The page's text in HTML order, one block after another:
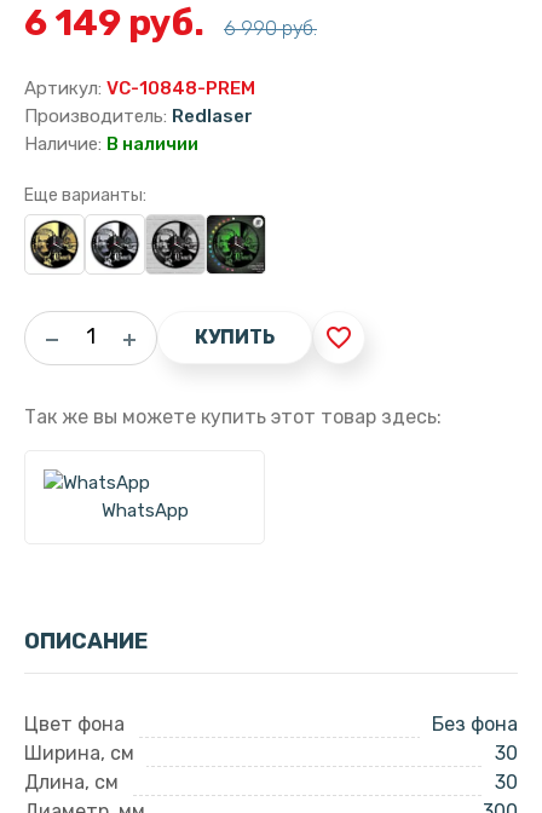
6 149 руб. 6 990 руб.
Артикул: VC-10848-PREM
Производитель: Redlaser
Наличие: В наличии
Еще варианты:
КУПИТЬ favorite_border
Так же вы можете купить этот товар здесь:
WhatsApp
ОПИСАНИЕ
Цвет фона
Без фона
Ширина, см
30
Длина, см
30